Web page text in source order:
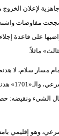
لإعلان
ونجحت مفاوضات
على قاعدة
ماثلاً.
مسار سلام، لا
القتالية،
«اتفاق وقف الأعمال العدائية» في 27
وهو إقليمي